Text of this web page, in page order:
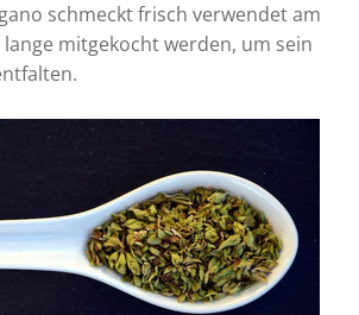
schmeckt frisch verwendet am
mitgekocht werden, um sein